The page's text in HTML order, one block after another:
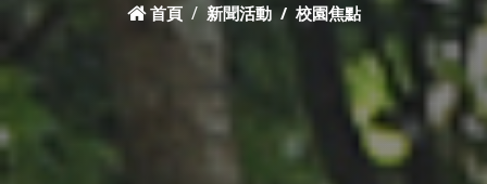
首頁 新聞活動 校園焦點